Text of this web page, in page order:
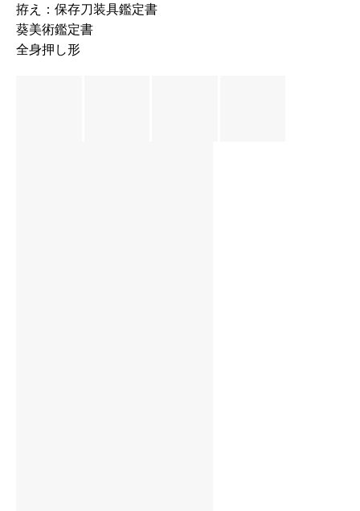
拵え：保存刀装具鑑定書
葵美術鑑定書
全身押し形